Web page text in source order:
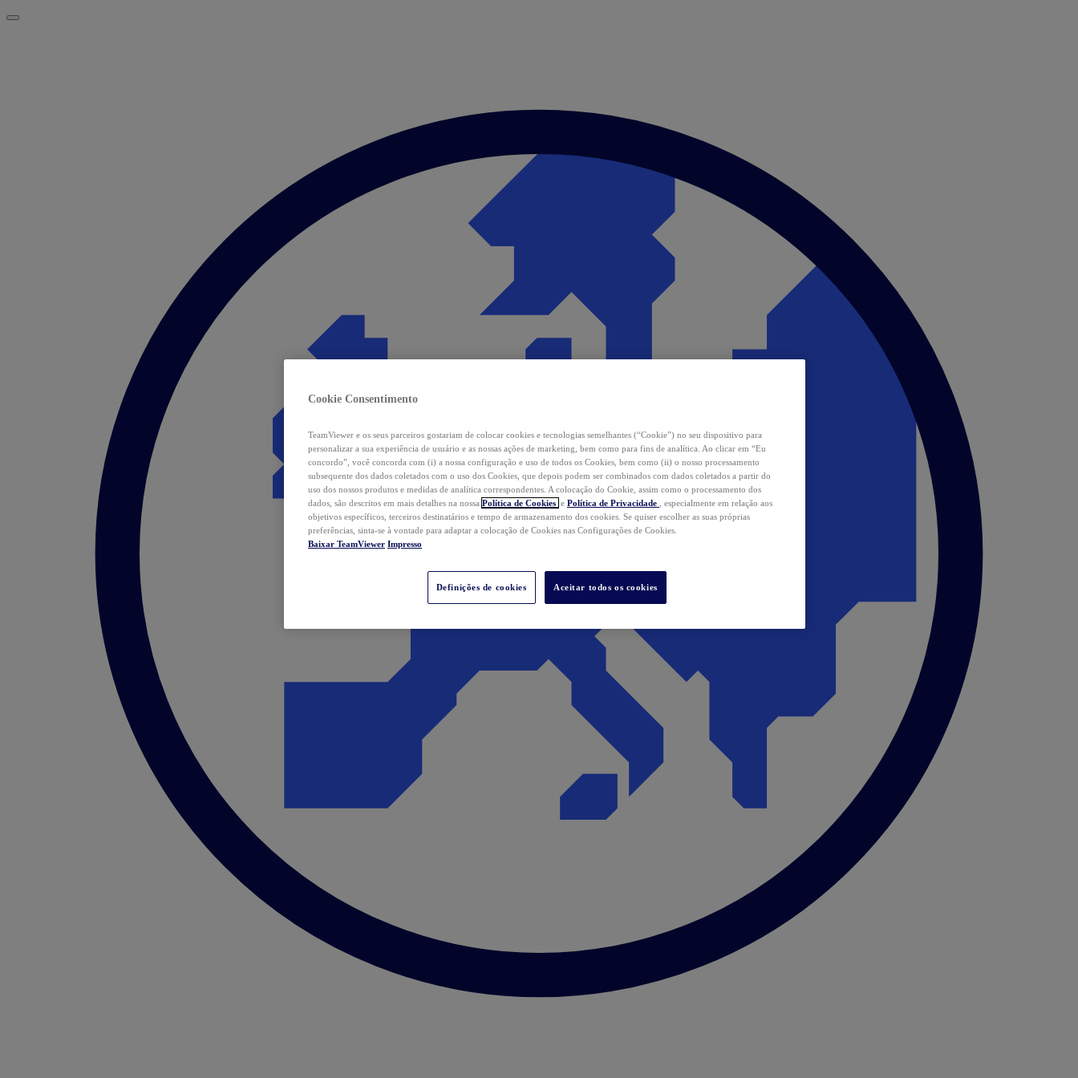
Cookie Consentimento
TeamViewer e os seus parceiros gostariam de colocar cookies e tecnologias semelhantes (“Cookie”) no seu dispositivo para
personalizar a sua experiência de usuário e as nossas ações de marketing, bem como para fins de analítica. Ao clicar em “Eu
concordo”, você concorda com (i) a nossa configuração e uso de todos os Cookies, bem como (ii) o nosso processamento
subsequente dos dados coletados com o uso dos Cookies, que depois podem ser combinados com dados coletados a partir do
uso dos nossos produtos e medidas de analítica correspondentes. A colocação do Cookie, assim como o processamento dos
dados, são descritos em mais detalhes na nossa Política de Cookies e Política de Privacidade
, especialmente em relação aos
objetivos específicos, terceiros destinatários e tempo de armazenamento dos cookies. Se quiser escolher as suas próprias
preferências, sinta-se à vontade para adaptar a colocação de Cookies nas Configurações de Cookies.
Baixar TeamViewer Impresso
Definições de cookies Aceitar todos os cookies